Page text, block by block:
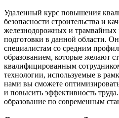
Удаленный курс повышения
безопасности строительства и
железнодорожных и трамвайных
подготовки в данной области.
специалистам со средним
образованием, которые желают
квалифицированным
технологии, используемые в
нами вы сможете
и повысить эффективность
образование по современным